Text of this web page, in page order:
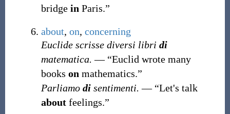
bridge in Paris.”
about, on, concerning
Euclide scrisse diversi libri di
matematica. — “Euclid wrote many
books on mathematics.”
Parliamo disentimenti. — “Let's talk
aboutfeelings.”